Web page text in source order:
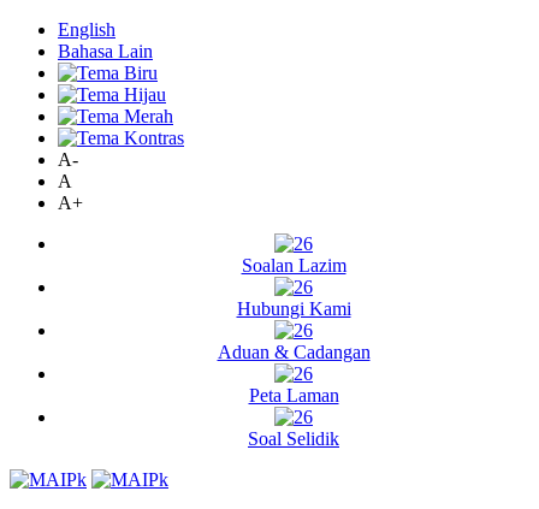
English
Bahasa Lain
A-
A
A+
Soalan Lazim
Hubungi Kami
Aduan & Cadangan
Peta Laman
Soal Selidik